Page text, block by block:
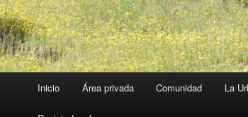
Inicio Área privada Comunidad La